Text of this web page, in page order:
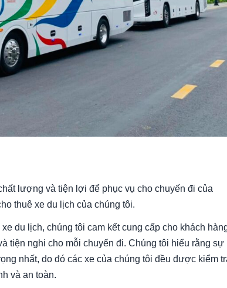
lượng và tiện lợi để phục vụ cho chuyến đi của
thuê xe du lịch của chúng tôi.
du lịch, chúng tôi cam kết cung cấp cho khách
tiện nghi cho mỗi chuyến đi. Chúng tôi hiểu rằng sự
nhất, do đó các xe của chúng tôi đều được kiểm
và an toàn.